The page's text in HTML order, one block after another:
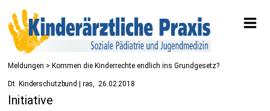
Meldungen > Kommen die Kinderrechte endlich ins Grundgesetz?
Dt. Kinderschutzbund | ras 26.02.2018
Initiative